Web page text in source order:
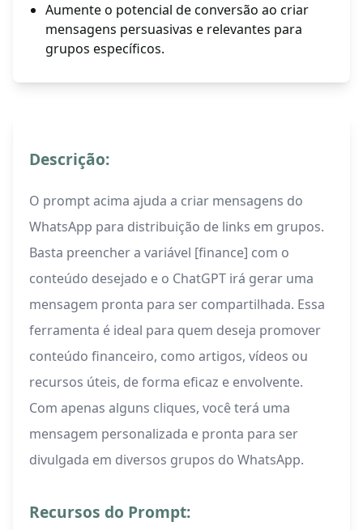
Aumente o potencial de conversão ao criar
mensagens persuasivas e relevantes para
grupos específicos.
Descrição:
O prompt acima ajuda a criar mensagens do
WhatsApp para distribuição de links em grupos.
Basta preencher a variável [finance] com o
conteúdo desejado e o ChatGPT irá gerar uma
mensagem pronta para ser compartilhada. Essa
ferramenta é ideal para quem deseja promover
conteúdo financeiro, como artigos, vídeos ou
recursos úteis, de forma eficaz e envolvente.
Com apenas alguns cliques, você terá uma
mensagem personalizada e pronta para ser
divulgada em diversos grupos do WhatsApp.
Recursos do Prompt: